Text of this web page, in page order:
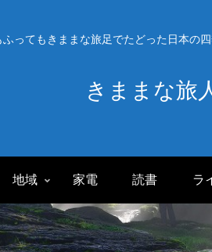
ふってもきままな旅足でたどった日本の
きままな旅
地域 家電 読書 ラ